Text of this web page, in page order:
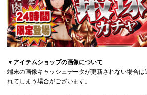
▼アイテムショップの画像について
端末の画像キャッシュデータが更新されない場合は
れてしまう場合がございます。